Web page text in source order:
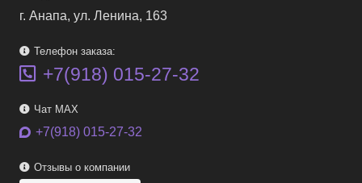
г. Анапа, ул. Ленина, 163
Телефон заказа:
+7(918) 015-27-32
Чат MAX
+7(918) 015-27-32
Отзывы о компании